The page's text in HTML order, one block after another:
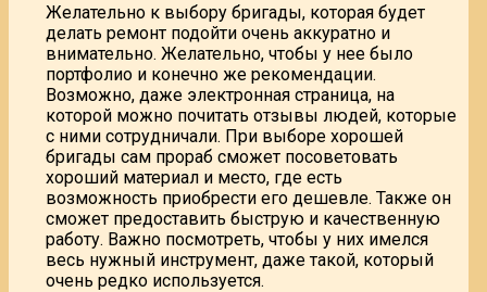
Желательно к выбору бригады, которая будет
делать ремонт подойти очень аккуратно и
внимательно. Желательно, чтобы у нее было
портфолио и конечно же рекомендации.
Возможно, даже электронная страница, на
которой можно почитать отзывы людей, которые
с ними сотрудничали. При выборе хорошей
бригады сам прораб сможет посоветовать
хороший материал и место, где есть
возможность приобрести его дешевле. Также он
сможет предоставить быструю и качественную
работу. Важно посмотреть, чтобы у них имелся
весь нужный инструмент, даже такой, который
очень редко используется.